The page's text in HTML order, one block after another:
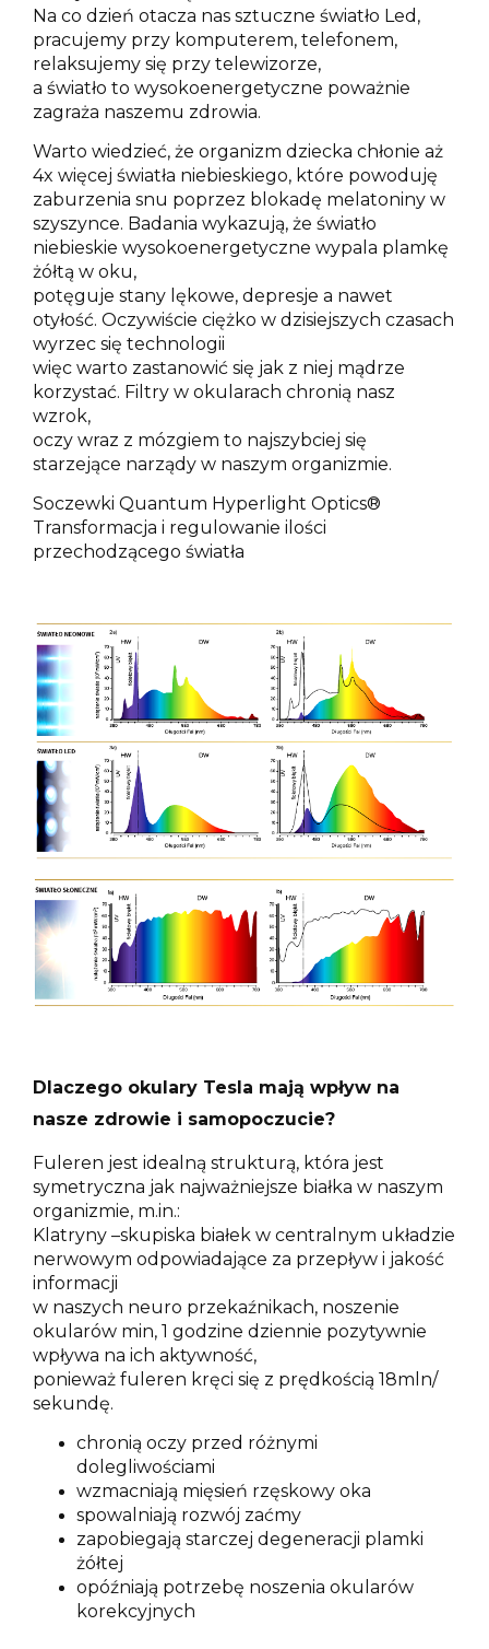
Na co dzień otacza nas sztuczne światło Led,
pracujemy przy komputerem, telefonem,
relaksujemy się przy telewizorze,
a światło to wysokoenergetyczne poważnie
zagraża naszemu zdrowia.
Warto wiedzieć, że organizm dziecka chłonie aż
4x więcej światła niebieskiego, które powoduję
zaburzenia snu poprzez blokadę melatoniny w
szyszynce. Badania wykazują, że światło
niebieskie wysokoenergetyczne wypala plamkę
żółtą w oku,
potęguje stany lękowe, depresje a nawet
otyłość. Oczywiście ciężko w dzisiejszych czasach
wyrzec się technologii
więc warto zastanowić się jak z niej mądrze
korzystać. Filtry w okularach chronią nasz
wzrok,
oczy wraz z mózgiem to najszybciej się
starzejące narządy w naszym organizmie.
Soczewki Quantum Hyperlight Optics®
Transformacja i regulowanie ilości
przechodzącego światła
Dlaczego okulary Tesla mają wpływ na
nasze zdrowie i samopoczucie?
Fuleren jest idealną strukturą, która jest
symetryczna jak najważniejsze białka w naszym
organizmie, m.in.:
Klatryny –skupiska białek w centralnym układzie
nerwowym odpowiadające za przepływ i jakość
informacji
w naszych neuro przekaźnikach, noszenie
okularów min, 1 godzine dziennie pozytywnie
wpływa na ich aktywność,
ponieważ fuleren kręci się z prędkością 18mln/
sekundę.
chronią oczy przed różnymi
dolegliwościami
wzmacniają mięsień rzęskowy oka
spowalniają rozwój zaćmy
zapobiegają starczej degeneracji plamki
żółtej
opóźniają potrzebę noszenia okularów
korekcyjnych